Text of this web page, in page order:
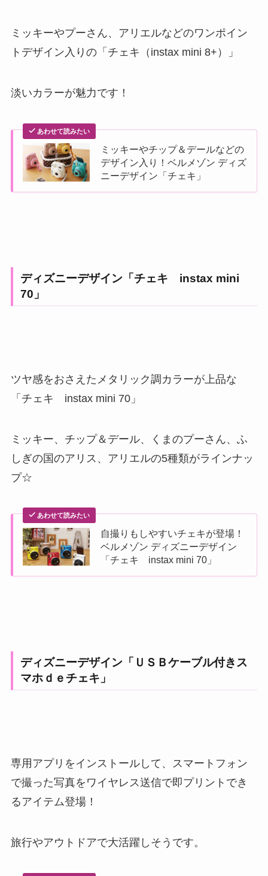
ミッキーやプーさん、アリエルなどのワンポイン
トデザイン入りの「チェキ（instax mini 8+）」
淡いカラーが魅力です！
あわせて読みたい
ミッキーやチップ＆デールなどの
デザイン入り！ベルメゾン ディズ
ニーデザイン「チェキ」
ディズニーデザイン「チェキ instax mini
70」
ツヤ感をおさえたメタリック調カラーが上品な
「チェキ instax mini 70」
ミッキー、チップ＆デール、くまのプーさん、ふ
しぎの国のアリス、アリエルの5種類がラインナッ
プ☆
あわせて読みたい
自撮りもしやすいチェキが登場！
ベルメゾン ディズニーデザイン
「チェキ instax mini 70」
ディズニーデザイン「ＵＳＢケーブル付きス
マホｄｅチェキ」
専用アプリをインストールして、スマートフォン
で撮った写真をワイヤレス送信で即プリントでき
るアイテム登場！
旅行やアウトドアで大活躍しそうです。